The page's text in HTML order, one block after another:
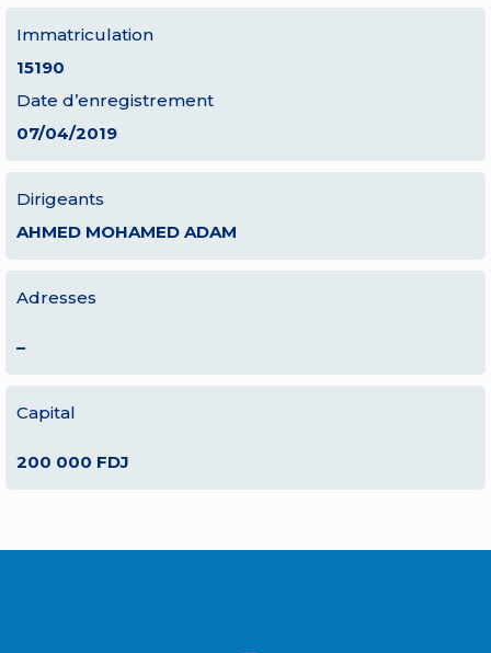
Immatriculation
15190
Date d’enregistrement
07/04/2019
Dirigeants
AHMED MOHAMED ADAM
Adresses
–
Capital
200 000 FDJ